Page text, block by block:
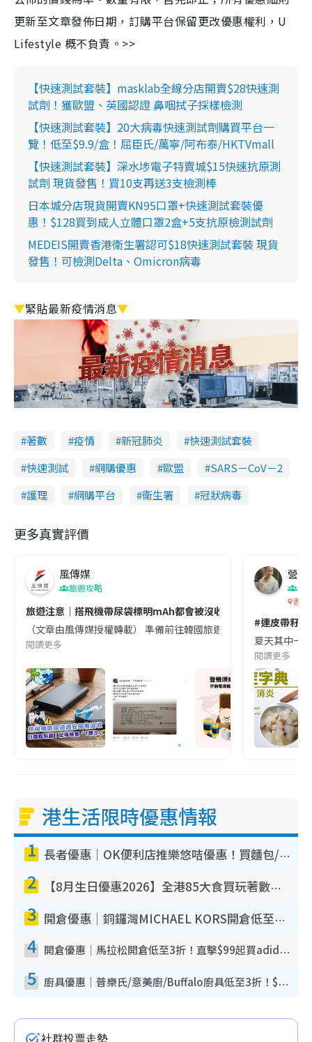
更新至文章發佈日期，訂購平台保留更改優惠權利，U
Lifestyle 概不負責。>>
【快速測試套裝】masklab全線分店開賣$28快速測
試劑！獲歐盟、英國認證 鼻咽拭子採樣檢測
【快速測試套裝】20大病毒快速測試劑購買平台一
覽！低至$9.9/盒！屈臣氏/萬寧/阿布泰/HKTVmall
【快速測試套裝】深水埗電子特賣城$15快速抗原測
試劑 現貨發售！買10支再送3支檢測棒
日本城分店現貨開賣KN95口罩+快速測試套裝優
惠！$128買到成人立體口罩2盒+5支抗原檢測試劑
MEDEIS開賣香港衛生署認可$18快速測試套裝 現貨
發售！可檢測Delta、Omicron病毒
▼緊貼最新疫情消息▼
著數 疫情 新冠肺炎
快速測試套裝
快速測試
網購優惠 歐盟
SARS－CoV－2
護理
網購平台 衞生署 冠狀病毒
更多真實評價
風傳媒
旅遊攻略
旅遊注意｜搭飛機帶尿袋標明mAh都會被沒收😱出發前切記檢查
（文章由風傳媒授權轉載） 準備前往韓國旅遊的民眾，近期要
閱讀更多
營養
香港
#連皮帶籽
夏天其中一
閱讀更多
港生活限時優惠情報
1 長者優惠｜OK便利店推樂悠咭優惠！買麵包/牛奶/保健品拍卡即減
2 【8月生日優惠2026】全港85大食買玩著數攻略 自助餐/火鍋放題同行免費＋誠品/DONKI送現金券
3 開倉優惠｜銅鑼灣MICHAEL KORS開倉低至17折！直擊$500起買手袋/銀包/鞋款 必買經典Jet Set系列
4 開倉優惠｜馬拉松開倉低至3折！直擊$99起買adidas／New Balance／Puma鞋款 STANLEY保溫杯劈價至$119起
5 廚具優惠｜普樂氏/意美廚/Buffalo廚具低至3折！$89起買煎鍋／炒鑊／個人鍋 同場小家電激減至$99起